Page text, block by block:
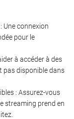
Une connexion
pour le
à accéder à des
pas disponible dans
: Assurez-vous
streaming prend en